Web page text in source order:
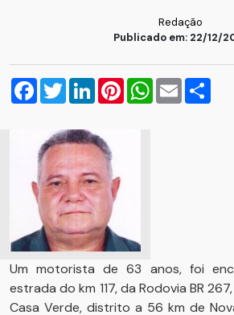
Redação
Publicado em: 22/12/
Facebook
TwitterLinkedInPinterestWhatsApp
Email
Um motorista de 63 anos, foi
estrada do km 117, da Rodovia BR
Casa Verde, distrito a 56 km de